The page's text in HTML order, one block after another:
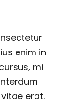
enim in
mi
erat.